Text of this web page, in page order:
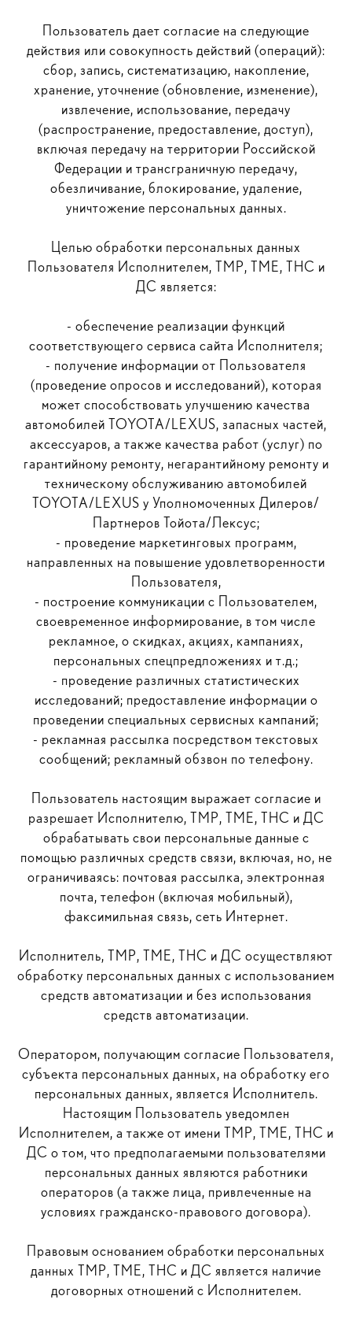
Пользователь дает согласие на следующие
действия или совокупность действий (операций):
сбор, запись, систематизацию, накопление,
хранение, уточнение (обновление, изменение),
извлечение, использование, передачу
(распространение, предоставление, доступ),
включая передачу на территории Российской
Федерации и трансграничную передачу,
обезличивание, блокирование, удаление,
уничтожение персональных данных.
Целью обработки персональных данных
Пользователя Исполнителем, ТМР, ТМЕ, ТНС и
ДС является:
- обеспечение реализации функций
соответствующего сервиса сайта Исполнителя;
- получение информации от Пользователя
(проведение опросов и исследований), которая
может способствовать улучшению качества
автомобилей TOYOTA/LEXUS, запасных частей,
аксессуаров, а также качества работ (услуг) по
гарантийному ремонту, негарантийному ремонту и
техническому обслуживанию автомобилей
TOYOTA/LEXUS у Уполномоченных Дилеров/
Партнеров Тойота/Лексус;
- проведение маркетинговых программ,
направленных на повышение удовлетворенности
Пользователя,
- построение коммуникации с Пользователем,
своевременное информирование, в том числе
рекламное, о скидках, акциях, кампаниях,
персональных спецпредложениях и т.д.;
- проведение различных статистических
исследований; предоставление информации о
проведении специальных сервисных кампаний;
- рекламная рассылка посредством текстовых
сообщений; рекламный обзвон по телефону.
Пользователь настоящим выражает согласие и
разрешает Исполнителю, ТМР, ТМЕ, ТНС и ДС
обрабатывать свои персональные данные с
помощью различных средств связи, включая, но, не
ограничиваясь: почтовая рассылка, электронная
почта, телефон (включая мобильный),
факсимильная связь, сеть Интернет.
Исполнитель, ТМР, ТМЕ, ТНС и ДС осуществляют
обработку персональных данных с использованием
средств автоматизации и без использования
средств автоматизации.
Оператором, получающим согласие Пользователя,
субъекта персональных данных, на обработку его
персональных данных, является Исполнитель.
Настоящим Пользователь уведомлен
Исполнителем, а также от имени ТМР, ТМЕ, ТНС и
ДС о том, что предполагаемыми пользователями
персональных данных являются работники
операторов (а также лица, привлеченные на
условиях гражданско-правового договора).
Правовым основанием обработки персональных
данных ТМР, ТМЕ, ТНС и ДС является наличие
договорных отношений с Исполнителем.